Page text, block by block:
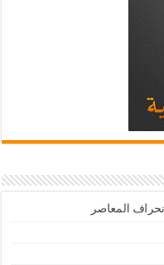
المعاصر